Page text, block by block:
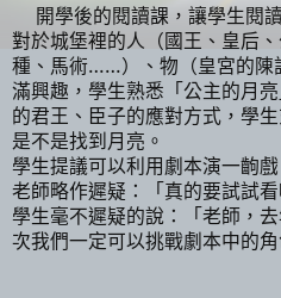
開學後的閱讀課 ，讓學生閱
對於城堡裡的人（國王、皇后
種、馬術……）、物（皇宮的陳
滿興趣，學生熟悉「公主的月
的君王、臣子的應對方式，學
是不是找到月亮。
學生提議可以利用劇本演一齣
老師略作遲疑：「真的要試試看
學生毫不遲疑的說：「老師，
次我們一定可以挑戰劇本中的角